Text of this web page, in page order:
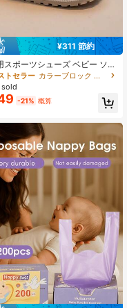
¥311 節約
スポーツシューズ ベビー ソフ
ル メッシュシューズ 男の子
通気性 スリッポン シューズ
ランニングシューズ 弾性バン
シューズ スケートシューズ
トセラー
カラーブロック ベビーフラットシューズ
-21% 概算